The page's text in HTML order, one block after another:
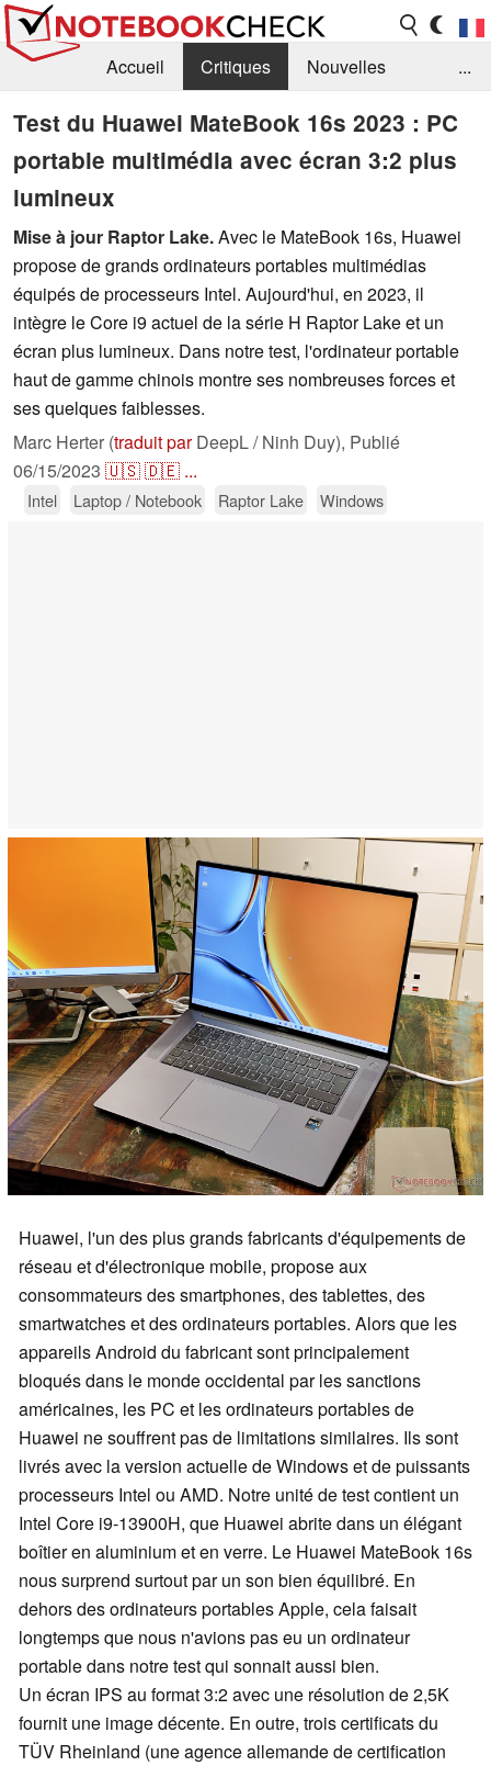
Accueil Critiques
Nouvelles
FAQ
Bibliothèque
Guide d'achat
Recherche
Contact
...
Test du Huawei MateBook 16s 2023 : PC
portable multimédia avec écran 3:2 plus
lumineux
Mise à jour Raptor Lake.Avec le MateBook 16s, Huawei
propose de grands ordinateurs portables multimédias
équipés de processeurs Intel. Aujourd'hui, en 2023, il
intègre le Core i9 actuel de la série H Raptor Lake et un
écran plus lumineux. Dans notre test, l'ordinateur portable
haut de gamme chinois montre ses nombreuses forces et
ses quelques faiblesses.
Marc Herter (traduit parDeepL / Ninh Duy), Publié
06/15/2023 🇺🇸🇩🇪 ...
Intel Laptop / Notebook Raptor Lake Windows
Huawei, l'un des plus grands fabricants d'équipements de
réseau et d'électronique mobile, propose aux
consommateurs des smartphones, des tablettes, des
smartwatches et des ordinateurs portables. Alors que les
appareils Android du fabricant sont principalement
bloqués dans le monde occidental par les sanctions
américaines, les PC et les ordinateurs portables de
Huawei ne souffrent pas de limitations similaires. Ils sont
livrés avec la version actuelle de Windows et de puissants
processeurs Intel ou AMD. Notre unité de test contient un
Intel Core i9-13900H, que Huawei abrite dans un élégant
boîtier en aluminium et en verre. Le Huawei MateBook 16s
nous surprend surtout par un son bien équilibré. En
dehors des ordinateurs portables Apple, cela faisait
longtemps que nous n'avions pas eu un ordinateur
portable dans notre test qui sonnait aussi bien.
Un écran IPS au format 3:2 avec une résolution de 2,5K
fournit une image décente. En outre, trois certificats du
TÜV Rheinland (une agence allemande de certification